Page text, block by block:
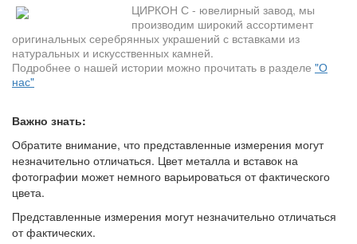
ЦИРКОН С - ювелирный завод, мы
производим широкий ассортимент
оригинальных серебрянных украшений с вставками из
натуральных и искусственных камней.
Подробнее о нашей истории можно прочитать в разделе "О
нас"
Важно знать:
Обратите внимание, что представленные измерения могут
незначительно отличаться. Цвет металла и вставок на
фотографии может немного варьироваться от фактического
цвета.
Представленные измерения могут незначительно отличаться
от фактических.